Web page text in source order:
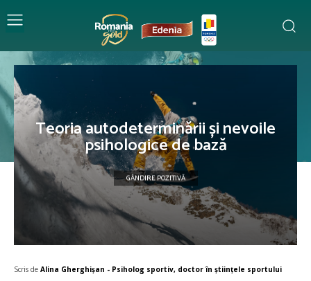
Teoria autodeterminării și nevoile
psihologice de bază
GÂNDIRE POZITIVĂ
Scris de Alina Gherghișan - Psiholog sportiv, doctor în științele sportului